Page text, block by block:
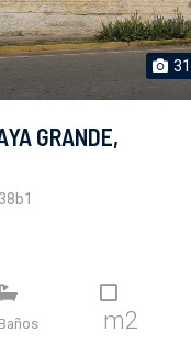
31
GRANDE,
Baños m2